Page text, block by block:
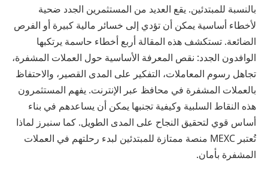
بالنسبة للمبتدئين. يقع العديد من المستثمرين الجدد ضحية
لأخطاء أساسية يمكن أن تؤدي إلى خسائر مالية كبيرة أو الفرص
الضائعة. تستكشف هذه المقالة أربع أخطاء حاسمة يرتكبها
الوافدون الجدد: نقص المعرفة الأساسية حول العملات المشفرة،
تجاهل رسوم المعاملات، التفكير على المدى القصير، والاحتفاظ
بالعملات المشفرة في محافظ عبر الإنترنت. يفهم المستثمرون
هذه النقاط السلبية وكيفية تجنبها يمكن أن يساعدهم في بناء
أساس قوي لتحقيق النجاح على المدى الطويل. كما سنبرز لماذا
تُعتبر MEXC منصة ممتازة للمبتدئين لبدء رحلتهم في العملات
المشفرة بأمان.